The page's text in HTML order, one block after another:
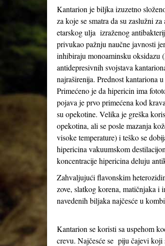
Kantarion je biljka izuzetno
za koje se smatra da su zaslužni
etarskog ulja izraženog
privukao pažnju naučne javnosti
inhibiraju monoaminsku oksidazu
antidepresivnih svojstava
najraširenija. Prednost kantariona
Primećeno je da hipericin ima
pojava je prvo primećena kod
su opekotine. Velika je greška
opekotina, ali se posle mazanja
visoke temperature) i teško se
hipericina vakuumskom
koncentracije hipericina deluju
Zahvaljujući flavonskim
zove, slatkog korena, matičnjaka i
navedenih biljaka najčesće u
Kantarion se koristi sa uspehom
crevu. Najčesće se piju čajevi